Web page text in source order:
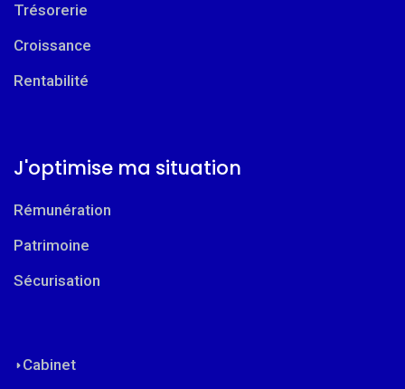
Trésorerie
Croissance
Rentabilité
J'optimise ma situation
Rémunération
Patrimoine
Sécurisation
Cabinet